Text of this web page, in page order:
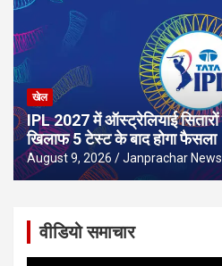
खेल
IPL 2027 में ऑस्ट्रेलियाई
खिलाफ 5 टेस्ट के बाद होगा फैसला
August 9, 2026 Janprachar
वीडियो समाचार